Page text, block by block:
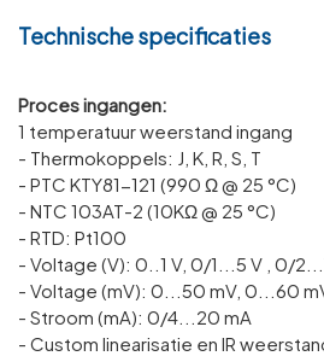
Technische specificaties
Proces ingangen:
1 temperatuur weerstand ingang
- Thermokoppels: J, K, R, S, T
- PTC KTY81-121 (990 Ω @ 25 °C)
- NTC 103AT-2 (10KΩ @ 25 °C)
- RTD: Pt100
- Voltage (V): 0..1 V, 0/1...5 V , 0/
- Voltage (mV): 0...50 mV, 0...60
- Stroom (mA): 0/4...20 mA
- Custom linearisatie en IR